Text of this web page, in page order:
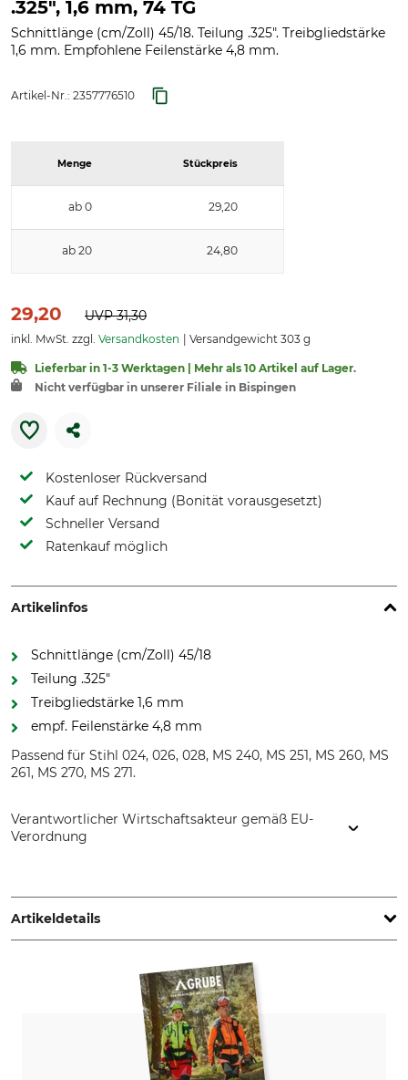
.325", 1,6 mm, 74 TG
Schnittlänge (cm/Zoll) 45/18. Teilung .325". Treibgliedstärke
1,6 mm. Empfohlene Feilenstärke 4,8 mm.
Artikel-Nr.: 2357776510
Menge Stückpreis
ab 0 29,20
ab 20 24,80
29,20 UVP31,30
inkl. MwSt. zzgl. Versandkosten Versandgewicht 303 g
Lieferbar in 1-3 Werktagen | Mehr als 10 Artikel auf Lager.
Nicht verfügbar in unserer Filiale in Bispingen
Kostenloser Rückversand
Kauf auf Rechnung (Bonität vorausgesetzt)
Schneller Versand
Ratenkauf möglich
Artikelinfos
Schnittlänge (cm/Zoll) 45/18
Teilung .325"
Treibgliedstärke 1,6 mm
empf. Feilenstärke 4,8 mm
Passend für Stihl 024, 026, 028, MS 240, MS 251, MS 260, MS
261, MS 270, MS 271.
Verantwortlicher Wirtschaftsakteur gemäß EU-
Verordnung
64807 Dieburg, Germany, www.stihl.de
Artikeldetails
Schnittlänge
45 cm
Treibgliedstärke/Nutbreite
Sägekettentyp
Halbmeißel